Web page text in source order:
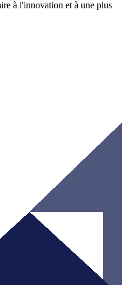
à l'innovation et à une plus